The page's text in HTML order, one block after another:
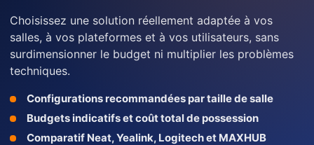
Choisissez une solution réellement adaptée à vos
salles, à vos plateformes et à vos utilisateurs, sans
surdimensionner le budget ni multiplier les problèmes
techniques.
Configurations recommandées par taille de salle
Budgets indicatifs et coût total de possession
Comparatif Neat, Yealink, Logitech et MAXHUB